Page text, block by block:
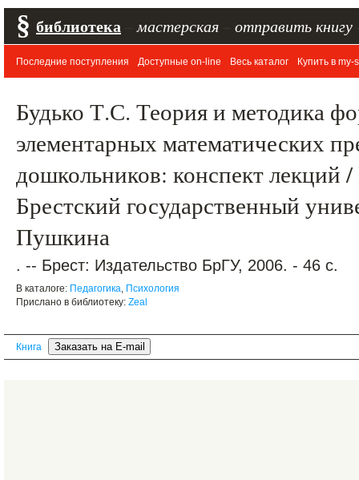
§ библиотека мастерская отправить книгу
Последние поступления Доступные on-line Весь каталог Купить в my-
Будько Т.С. Теория и методика
элементарных математических
дошкольников: конспект лекций
Брестский государственный
Пушкина
. -- Брест: Издательство БрГУ, 2006. - 46 с.
В каталоге: Педагогика, Психология
Прислано в библиотеку: Zeal
Книга